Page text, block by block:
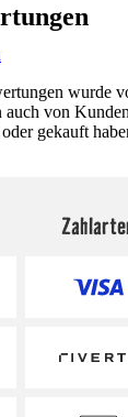
wurde
von
gekauft